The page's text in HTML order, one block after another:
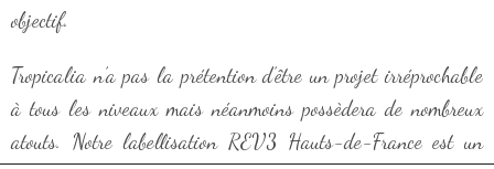
objectif.
Tropicalia n’a pas la prétention d’être un projet irréprochable
à tous les niveaux mais néanmoins possèdera de nombreux
atouts. Notre labellisation REV3 Hauts-de-France est un